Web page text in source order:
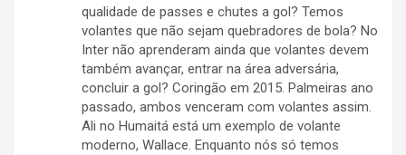
qualidade de passes e chutes a gol? Temos
volantes que não sejam quebradores de bola? No
Inter não aprenderam ainda que volantes devem
também avançar, entrar na área adversária,
concluir a gol? Coringão em 2015. Palmeiras ano
passado, ambos venceram com volantes assim.
Ali no Humaitá está um exemplo de volante
moderno, Wallace. Enquanto nós só temos